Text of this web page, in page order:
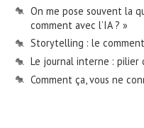
On me pose souvent la
comment avec l’IA ? »
Storytelling : le
Le journal interne : pilier
Comment ça, vous ne